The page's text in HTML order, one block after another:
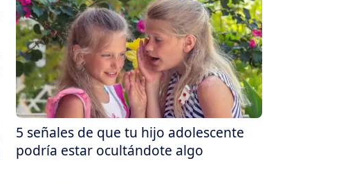
5 señales de que tu hijo adolescente
podría estar ocultándote algo